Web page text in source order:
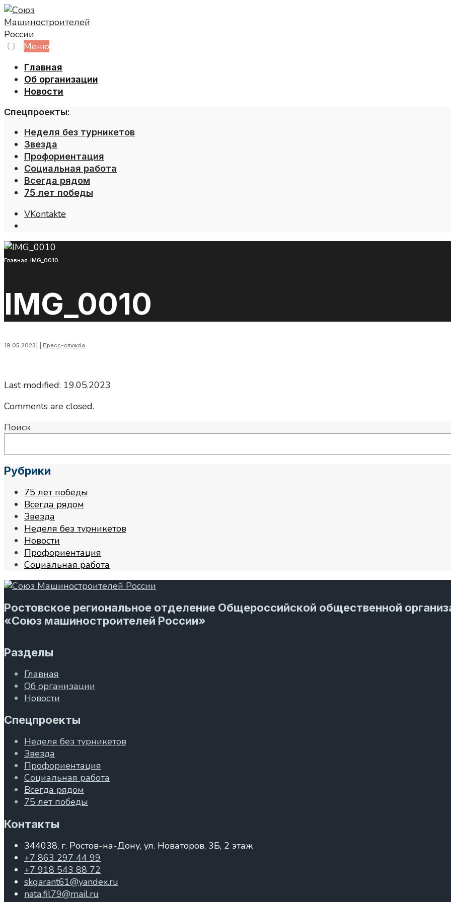
Skip
to
content
Меню
Главная
Об организации
Новости
Спецпроекты:
Неделя без турникетов
Звезда
Профориентация
Социальная работа
Всегда рядом
75 лет победы
VKontakte
Window
Главная IMG_0010
IMG_0010
19.05.2023 Пресс-служба
Last modified: 19.05.2023
Comments are closed.
Поиск
Рубрики
75 лет победы
Всегда рядом
Звезда
Неделя без турникетов
Новости
Профориентация
Социальная работа
Ростовское региональное отделение Общероссийской общественной
«Союз машиностроителей России»
Разделы
Главная
Об организации
Новости
Спецпроекты
Неделя без турникетов
Звезда
Профориентация
Социальная работа
Всегда рядом
75 лет победы
Контакты
344038, г. Ростов-на-Дону, ул. Новаторов, 3Б, 2 этаж
+7 863 297 44 99
+7 918 543 88 72
skgarant61@yandex.ru
nata.fil79@mail.ru